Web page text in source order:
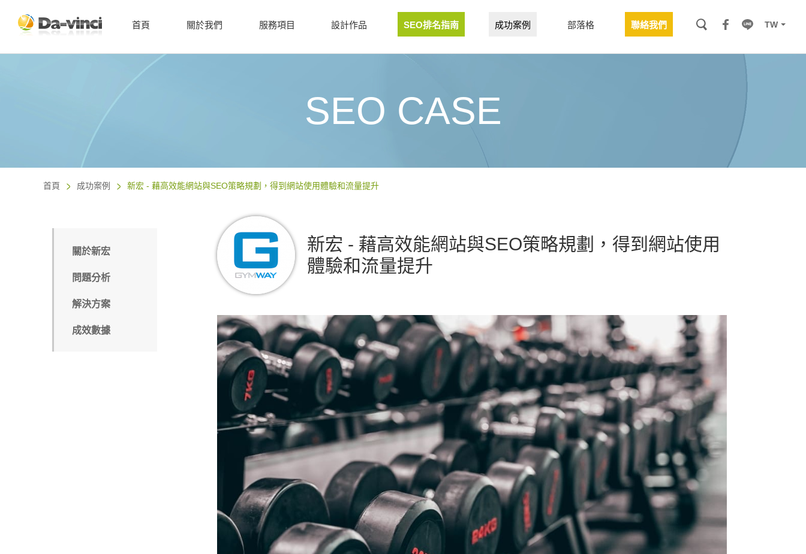
TW
首頁 關於我們 服務項目 設計作品 SEO排名指南 成功案例 部落格 聯絡我們
SEO CASE
首頁 成功案例 新宏 - 藉高效能網站與SEO策略規劃，得到網站使用體驗和流量提升
新宏 - 藉高效能網站與SEO策略規劃，得到網站使用
體驗和流量提升
關於新宏
問題分析
解決方案
成效數據